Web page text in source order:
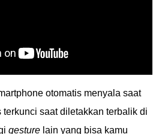
otomatis menyala saat
terkunci saat diletakkan terbalik di
gesture lain yang bisa kamu